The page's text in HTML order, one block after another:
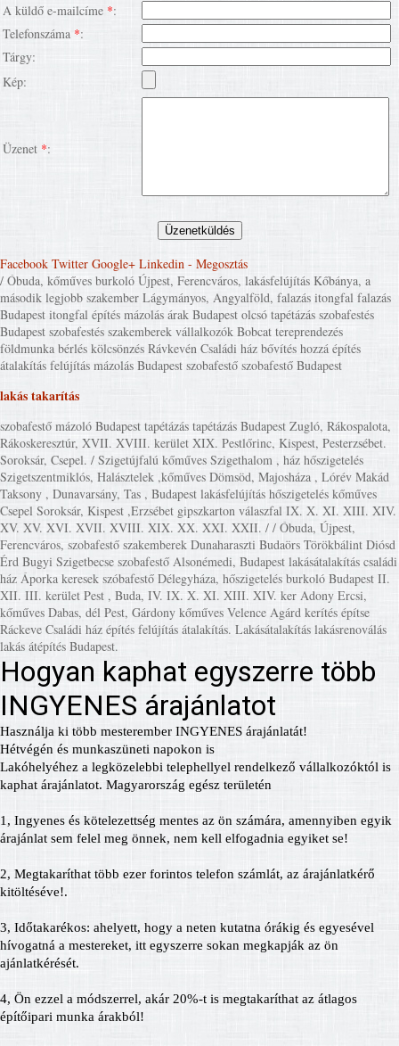
A küldő e-mailcíme *:
Telefonszáma *:
Tárgy:
Kép:
Üzenet *:
Facebook Twitter Google+ Linkedin - Megosztás
/ Óbuda, kőműves burkoló Újpest, Ferencváros, lakásfelújítás Kőbánya, a
második legjobb szakember Lágymányos, Angyalföld, falazás itongfal falazás
Budapest itongfal építés mázolás árak Budapest olcsó tapétázás szobafestés
Budapest szobafestés szakemberek vállalkozók Bobcat tereprendezés
földmunka bérlés kölcsönzés Rávkevén Családi ház bővítés hozzá építés
átalakítás felújítás mázolás Budapest szobafestő szobafestő Budapest
lakás takarítás
szobafestő mázoló Budapest tapétázás tapétázás Budapest Zugló, Rákospalota,
Rákoskeresztúr, XVII. XVIII. kerület XIX. Pestlőrinc, Kispest, Pesterzsébet.
Soroksár, Csepel. / Szigetújfalú kőműves Szigethalom , ház hőszigetelés
Szigetszentmiklós, Halásztelek ,kőműves Dömsöd, Majosháza , Lórév Makád
Taksony , Dunavarsány, Tas , Budapest lakásfelújítás hőszigetelés kőműves
Csepel Soroksár, Kispest ,Erzsébet gipszkarton válaszfal IX. X. XI. XIII. XIV.
XV. XV. XVI. XVII. XVIII. XIX. XX. XXI. XXII. / / Óbuda, Újpest,
Ferencváros, szobafestő szakemberek Dunaharaszti Budaörs Törökbálint Diósd
Érd Bugyi Szigetbecse szobafestő Alsonémedi, Budapest lakásátalakítás családi
ház Áporka keresek szóbafestő Délegyháza, hőszigetelés burkoló Budapest II.
XII. III. kerület Pest , Buda, IV. IX. X. XI. XIII. XIV. ker Adony Ercsi,
kőműves Dabas, dél Pest, Gárdony kőműves Velence Agárd kerítés építse
Ráckeve Családi ház építés felújítás átalakítás. Lakásátalakítás lakásrenoválás
lakás átépítés Budapest.